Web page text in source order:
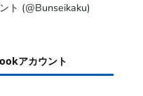
ト (@Bunseikaku)
アカウント